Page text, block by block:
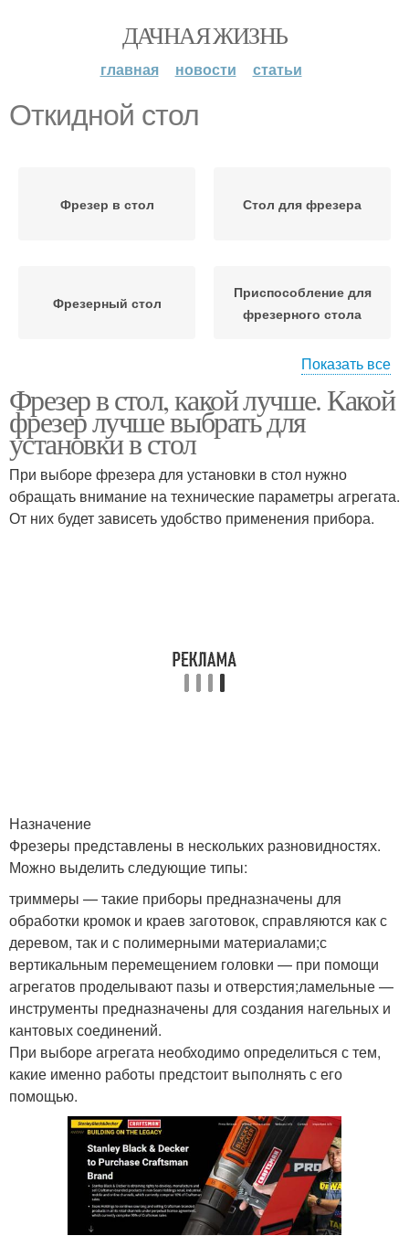
ДАЧНАЯ ЖИЗНЬ
главная новости статьи
Откидной стол
Фрезер в стол Стол для фрезера
Фрезерный стол
Приспособление для
фрезерного стола
Стол на колесиках Стационарные столы
Стол за половину
Показать все
Фрезер в стол, какой лучше. Какой
фрезер лучше выбрать для
установки в стол
При выборе фрезера для установки в стол нужно
обращать внимание на технические параметры агрегата.
От них будет зависеть удобство применения прибора.
Назначение
Фрезеры представлены в нескольких разновидностях.
Можно выделить следующие типы:
триммеры — такие приборы предназначены для
обработки кромок и краев заготовок, справляются как с
деревом, так и с полимерными материалами;с
вертикальным перемещением головки — при помощи
агрегатов проделывают пазы и отверстия;ламельные —
инструменты предназначены для создания нагельных и
кантовых соединений.
При выборе агрегата необходимо определиться с тем,
какие именно работы предстоит выполнять с его
помощью.